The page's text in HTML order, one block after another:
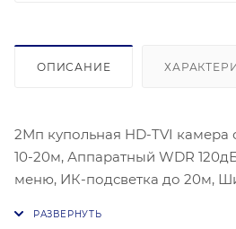
ОПИСАНИЕ
2Мп купольная HD-TVI камера
10-20м, Аппаратный WDR
меню, ИК-подсветка до 20м,